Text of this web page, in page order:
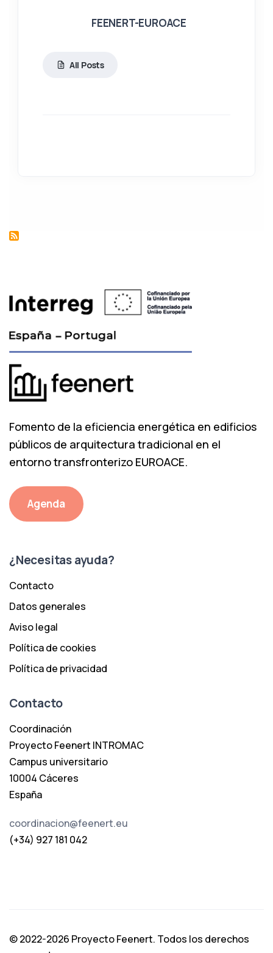
FEENERT-EUROACE
All Posts
Fomento de la eficiencia energética en edificios
públicos de arquitectura tradicional en el
entorno transfronterizo EUROACE.
Agenda
¿Necesitas ayuda?
Contacto
Datos generales
Aviso legal
Política de cookies
Política de privacidad
Contacto
Coordinación
Proyecto Feenert INTROMAC
Campus universitario
10004 Cáceres
España
coordinacion@feenert.eu
(+34) 927 181 042
© 2022-2026 Proyecto Feenert. Todos los derechos